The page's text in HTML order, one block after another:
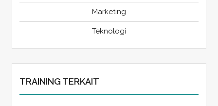
Marketing
Teknologi
TRAINING TERKAIT